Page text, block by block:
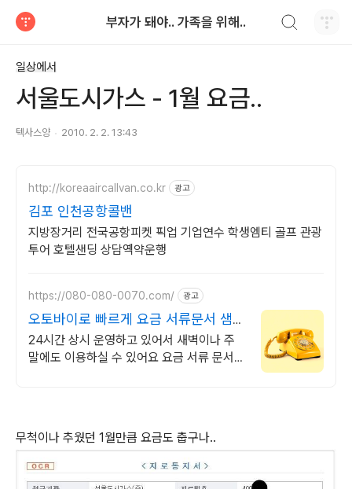
부자가 돼야.. 가족을 위해..
일상에서
서울도시가스 - 1월 요금..
텍사스양 2010. 2. 2. 13:43
http://koreaaircallvan.co.kr 광고
김포 인천공항콜밴
지방장거리 전국공항피켓 픽업 기업연수 학생엠티 골프 관광
투어 호텔샌딩 상담옉약운행
https://080-080-0070.com/ 광고
오토바이로 빠르게 요금 서류문서 샘플
당일 긴급배송
24시간 상시 운영하고 있어서 새벽이나 주
말에도 이용하실 수 있어요 요금 서류 문서
무척이나 추웠던 1월만큼 요금도 춥구나..